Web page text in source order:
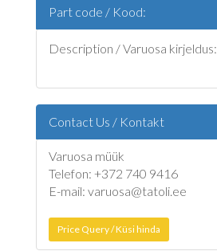
Part code / Kood:
Description / Varuosa kirjeldus:
Contact Us / Kontakt
Varuosa müük
Telefon: +372 740 9416
E-mail: varuosa@tatoli.ee
Price Query / Küsi hinda